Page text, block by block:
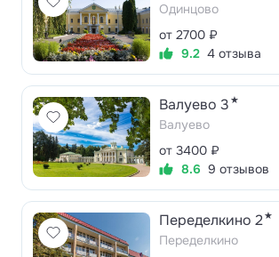
Одинцово
от 2700 ₽
9.2 4 отзыва
Валуево 3 ★
Валуево
от 3400 ₽
8.6 9 отзывов
Переделкино 2★
Переделкино